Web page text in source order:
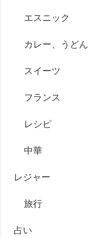
エスニック
カレー、うどん
スイーツ
フランス
レシピ
中華
レジャー
旅行
占い